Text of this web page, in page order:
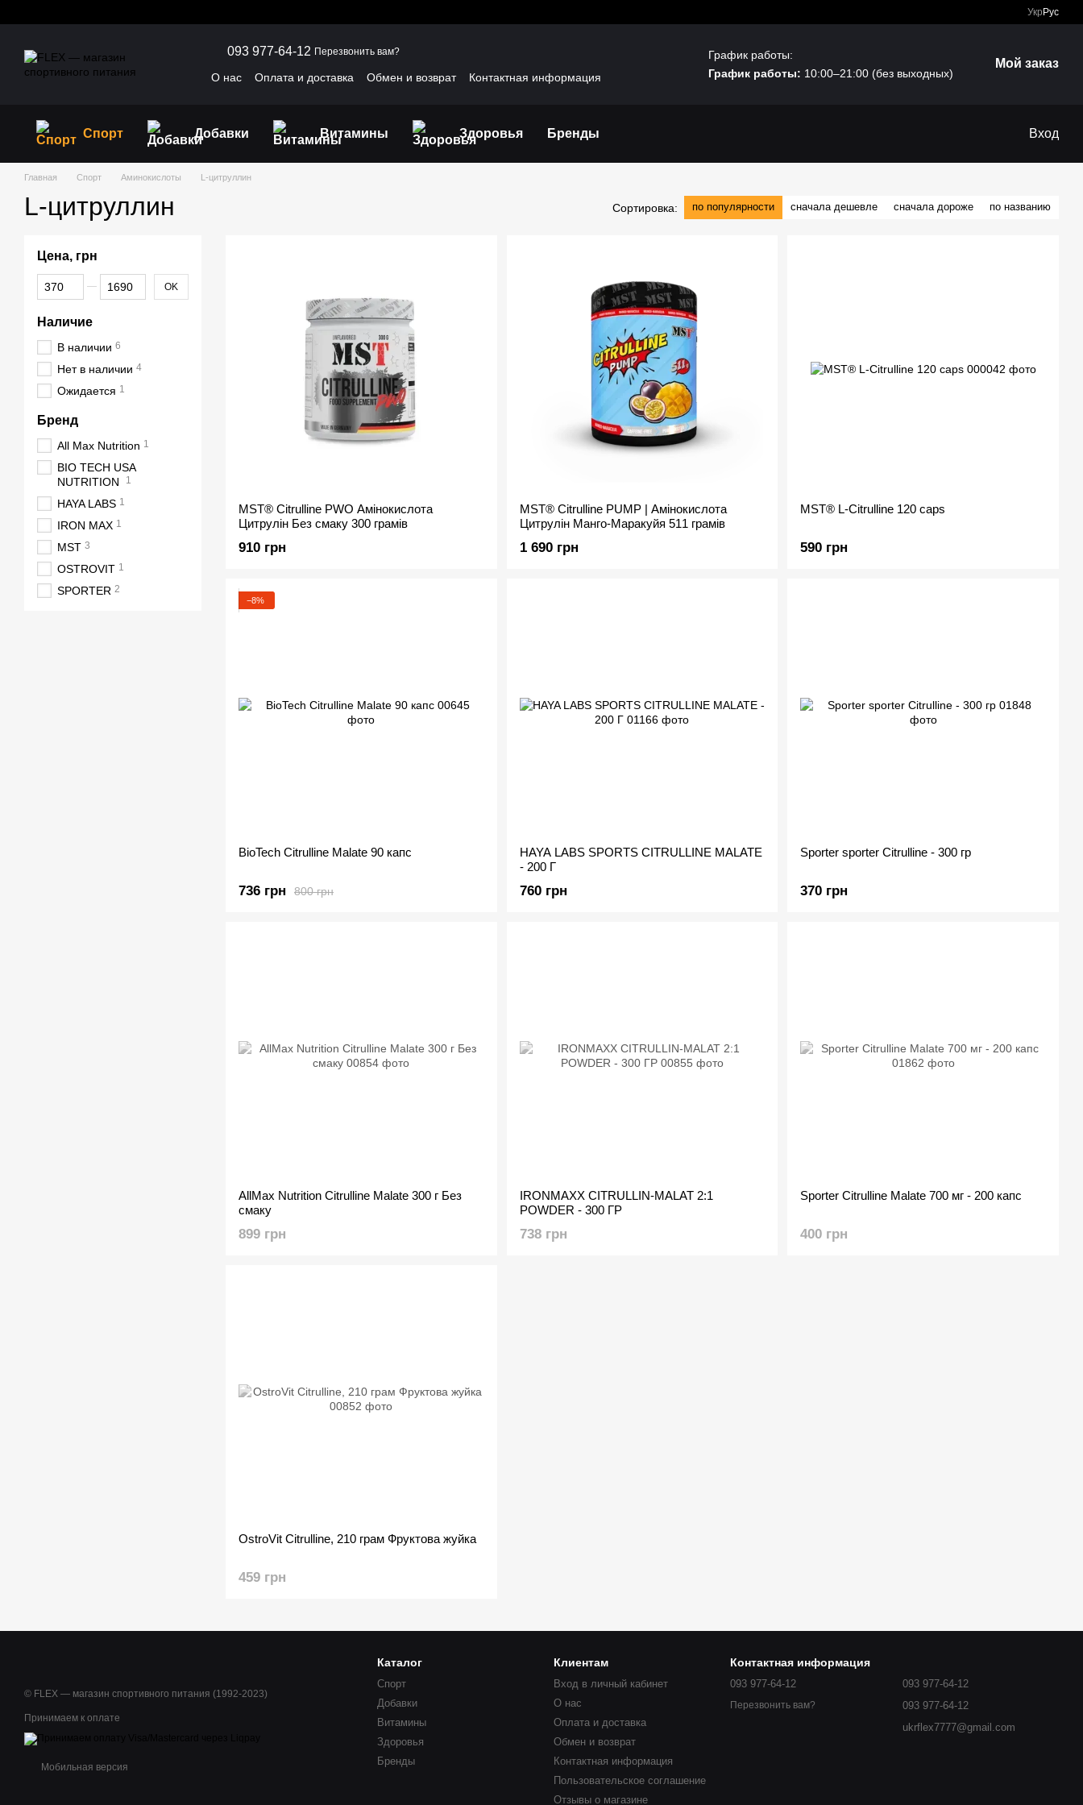
Укр Рус
093 977-64-12 Перезвонить вам?
О нас Оплата и доставка Обмен и возврат
Контактная информация
График работы:
График работы: 10:00–21:00 (без выходных)
Мой заказ
Спорт Добавки Витамины Здоровья Бренды Вход
Главная Спорт Аминокислоты L-цитруллин
L-цитруллин Сортировка: по популярности сначала дешевле сначала дороже по названию
MST® Citrulline PWO Амінокислота
Цитрулін Без смаку 300 грамів
910 грн
MST® Citrulline PUMP | Амінокислота
Цитрулiн Манго-Маракуйя 511 грамів
1 690 грн
MST® L-Citrulline 120 caps
590 грн
−8%
BioTech Citrulline Malate 90 капс
800 грн
736 грн
HAYA LABS SPORTS CITRULLINE MALATE
- 200 Г
760 грн
Sporter sporter Citrulline - 300 гр
370 грн
AllMax Nutrition Citrulline Malate 300 г Без
смаку
899 грн
IRONMAXX CITRULLIN-MALAT 2:1
POWDER - 300 ГР
738 грн
Sporter Citrulline Malate 700 мг - 200 капс
400 грн
OstroVit Citrulline, 210 грам Фруктова жуйка
459 грн
Цена, грн
От Цена, грн
До Цена, грн OK
Наличие
В наличии 6
Нет в наличии 4
Ожидается 1
Бренд
All Max Nutrition 1
BIO TECH USA
NUTRITION
1
HAYA LABS 1
IRON MAX 1
MST 3
OSTROVIT 1
SPORTER 2
© FLEX — магазин спортивного питания (1992-2023)
Принимаем к оплате
Мобильная версия
Каталог
Спорт
Добавки
Витамины
Здоровья
Бренды
Клиентам
Вход в личный кабинет
О нас
Оплата и доставка
Обмен и возврат
Контактная информация
Пользовательское соглашение
Отзывы о магазине
Контактная информация
093 977-64-12
Перезвонить вам?
093 977-64-12
093 977-64-12
ukrflex7777@gmail.com